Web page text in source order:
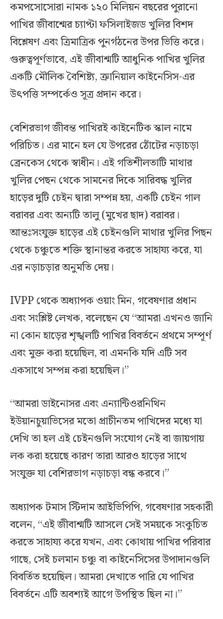
কমপসোসোরা নামক ১২০ মিলিয়ন বছরের পুরানো
পাখির জীবাশ্মের চ্যাপ্টা ফসিলাইজড খুলির বিশদ
বিশ্লেষণ এবং ত্রিমাত্রিক পুনর্গঠনের উপর ভিত্তি করে।
গুরুত্বপূর্ণভাবে, এই জীবাশ্মটি আধুনিক পাখির খুলির
একটি মৌলিক বৈশিষ্ট্য, ক্রানিয়াল কাইনেসিস-এর
উৎপত্তি সম্পর্কেও সূত্র প্রদান করে।
বেশিরভাগ জীবন্ত পাখিরই কাইনেটিক স্কাল নামে
পরিচিত। এর মানে হল যে উপরের ঠোঁটের নড়াচড়া
ব্রেনকেস থেকে স্বাধীন। এই গতিশীলতাটি মাথার
খুলির পেছন থেকে সামনের দিকে সারিবদ্ধ খুলির
হাড়ের দুটি চেইন দ্বারা সম্পন্ন হয়, একটি চেইন গাল
বরাবর এবং অন্যটি তালু (মুখের ছাদ) বরাবর।
আন্তঃসংযুক্ত হাড়ের এই চেইনগুলি মাথার খুলির পিছন
থেকে চঞ্চুতে শক্তি স্থানান্তর করতে সাহায্য করে, যা
এর নড়াচড়ার অনুমতি দেয়।
IVPP থেকে অধ্যাপক ওয়াং মিন, গবেষণার প্রধান
এবং সংশ্লিষ্ট লেখক, বলেছেন যে “আমরা এখনও জানি
না কোন হাড়ের শৃঙ্খলটি পাখির বিবর্তনে প্রথমে সম্পূর্ণ
এবং মুক্ত করা হয়েছিল, বা এমনকি যদি এটি সব
একসাথে সম্পন্ন করা হয়েছিল।”
“আমরা ডাইনোসর এবং এন্যান্টিওরনিথিন
ইউয়ানচুয়াভিসের মতো প্রাচীনতম পাখিদের মধ্যে যা
দেখি তা হল এই চেইনগুলি সংযোগ নেই বা জায়গায়
লক করা হয়েছে কারণ তারা আরও হাড়ের সাথে
সংযুক্ত যা বেশিরভাগ নড়াচড়া বন্ধ করবে।”
অধ্যাপক টমাস স্টিদাম আইভিপিপি, গবেষণার সহকারী
বলেন, “এই জীবাশ্মটি আসলে সেই সময়কে সংকুচিত
করতে সাহায্য করে যখন, এবং কোথায় পাখির পরিবার
গাছে, সেই চলমান চঞ্চু বা কাইনেসিসের উপাদানগুলি
বিবর্তিত হয়েছিল। আমরা দেখাতে পারি যে পাখির
বিবর্তনে এটি অবশ্যই আগে উপস্থিত ছিল না।”